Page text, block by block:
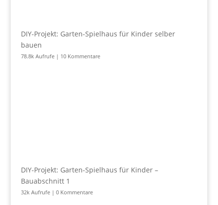
DIY-Projekt: Garten-Spielhaus für Kinder selber
bauen
78.8k Aufrufe| 10 Kommentare
DIY-Projekt: Garten-Spielhaus für Kinder –
Bauabschnitt 1
32k Aufrufe| 0 Kommentare